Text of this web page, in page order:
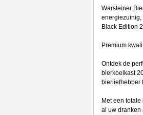
Warsteiner
energiezuinig,
Black Edition
Premium
Ontdek de
bierkoelkast
bierliefhebber
Met een
al uw dranken